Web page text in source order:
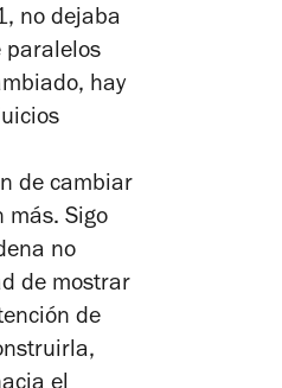
, no dejaba
paralelos
hay
de cambiar
más. Sigo
no
de mostrar
de